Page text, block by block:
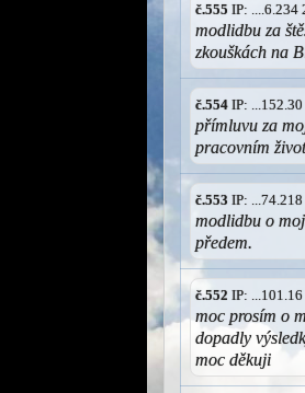
č.555 IP: ....6.234
modlidbu za
zkouškách na
č.554 IP:
přímluvu za
pracovním
č.553 IP:
modlidbu o
předem.
č.552 IP:
moc prosím o
dopadly
moc děkuji